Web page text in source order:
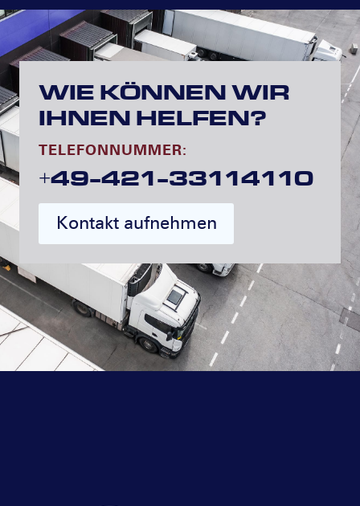
WIE KÖNNEN WIR
IHNEN HELFEN?
TELEFONNUMMER:
+49-421-33114110
Kontakt aufnehmen